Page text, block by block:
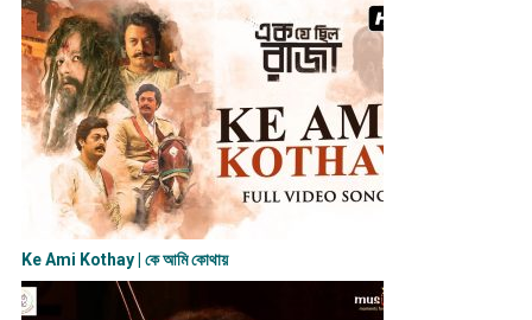
Ke Ami Kothay | কে আমি কোথায়